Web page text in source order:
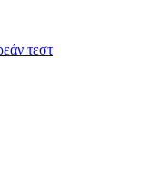
τεστ